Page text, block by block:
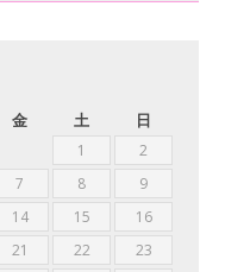
金 土 日
1
2
7 8
9
14 15
16
21 22
23